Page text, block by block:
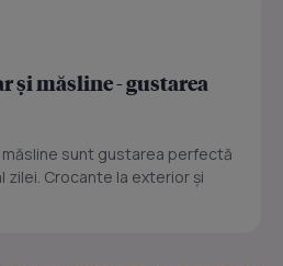
și măsline - gustarea
măsline sunt gustarea perfectă
zilei. Crocante la exterior și